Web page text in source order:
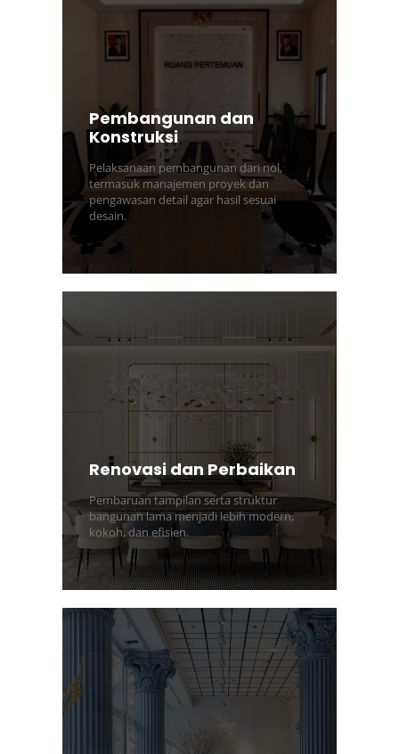
Pembangunan dan
Konstruksi
Pelaksanaan pembangunan dari nol,
termasuk manajemen proyek dan
pengawasan detail agar hasil sesuai
desain.
Renovasi dan Perbaikan
Pembaruan tampilan serta struktur
bangunan lama menjadi lebih modern,
kokoh, dan efisien.